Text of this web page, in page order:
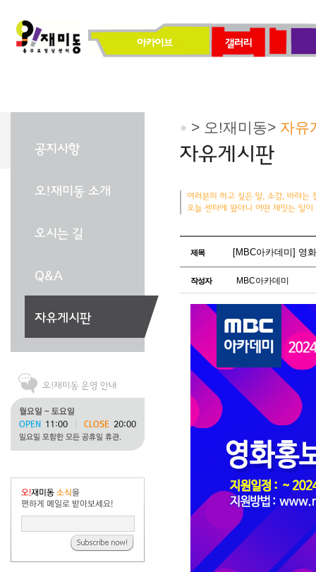
> 오!재미동> 자유
제목 [MBC아카데미] 영
작성자 MBC아카데미